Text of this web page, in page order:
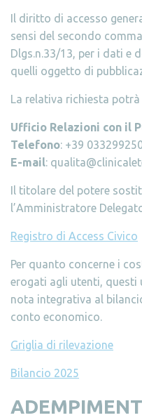
Il diritto di accesso
sensi del secondo
Dlgs.n.33/13, per i dati e
quelli oggetto di
La relativa richiesta potrà
Ufficio Relazioni con il
Telefono: +39
E-mail:
Il titolare del potere
l’Amministratore
Registro di Access Civico
Per quanto concerne i
erogati agli utenti,
nota integrativa al
conto economico.
Griglia di rilevazione
Bilancio 2025